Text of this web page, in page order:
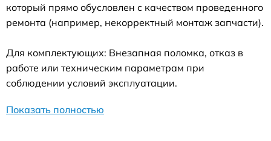
который прямо обусловлен с качеством проведенного
ремонта (например, некорректный монтаж запчасти).
Для комплектующих: Внезапная поломка, отказ в
работе или техническим параметрам при
соблюдении условий эксплуатации.
Показать полностью